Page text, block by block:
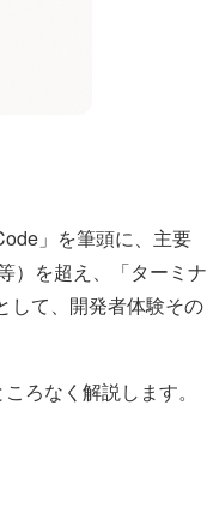
」を筆頭に、主要
）を超え、「ターミナ
して、開発者体験その
ろなく解説します。